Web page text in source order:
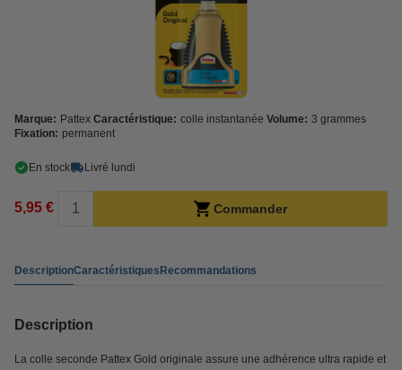
Marque: Pattex Caractéristique: colle instantanée Volume: 3 grammes
Fixation: permanent
En stock Livré lundi
5,95 € Commander
DescriptionCaractéristiquesRecommandations
Description
La colle seconde Pattex Gold originale assure une adhérence ultra rapide et